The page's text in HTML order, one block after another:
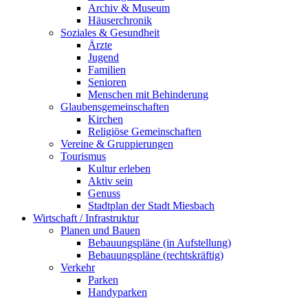
Archiv & Museum
Häuserchronik
Soziales & Gesundheit
Ärzte
Jugend
Familien
Senioren
Menschen mit Behinderung
Glaubensgemeinschaften
Kirchen
Religiöse Gemeinschaften
Vereine & Gruppierungen
Tourismus
Kultur erleben
Aktiv sein
Genuss
Stadtplan der Stadt Miesbach
Wirtschaft / Infrastruktur
Planen und Bauen
Bebauungspläne (in Aufstellung)
Bebauungspläne (rechtskräftig)
Verkehr
Parken
Handyparken